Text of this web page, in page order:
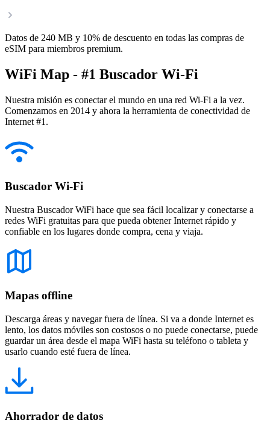
Datos de 240 MB y 10% de descuento en todas las compras de
eSIM para miembros premium.
WiFi Map - #1 Buscador Wi-Fi
Nuestra misión es conectar el mundo en una red Wi-Fi a la vez.
Comenzamos en 2014 y ahora la herramienta de conectividad de
Internet #1.
Buscador Wi-Fi
Nuestra Buscador WiFi hace que sea fácil localizar y conectarse a
redes WiFi gratuitas para que pueda obtener Internet rápido y
confiable en los lugares donde compra, cena y viaja.
Mapas offline
Descarga áreas y navegar fuera de línea. Si va a donde Internet es
lento, los datos móviles son costosos o no puede conectarse, puede
guardar un área desde el mapa WiFi hasta su teléfono o tableta y
usarlo cuando esté fuera de línea.
Ahorrador de datos